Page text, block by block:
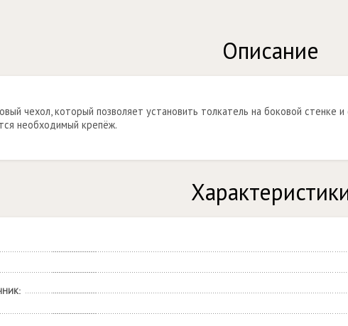
Описание
чехол, который позволяет установить толкатель на боковой стенке
необходимый крепёж.